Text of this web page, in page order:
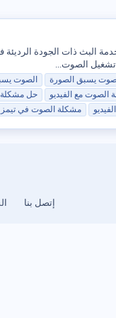
البث ذات الجودة
يسبق الصورة الصوت
الصوت مع الفيديو حل مشكلة
الفيديو مشكلة الصوت في تيمز
إتصل بنا